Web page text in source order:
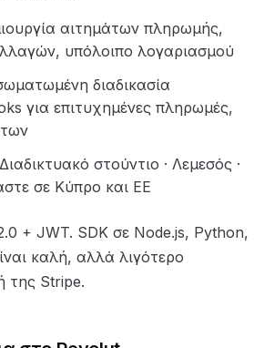
αιτημάτων πληρωμής,
υπόλοιπο λογαριασμού
διαδικασία
για επιτυχημένες πληρωμές,
Διαδικτυακό στούντιο · Λεμεσός ·
σε Κύπρο και ΕΕ
+ JWT. SDK σε Node.js, Python,
καλή, αλλά λιγότερο
της Stripe.